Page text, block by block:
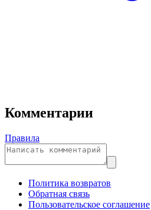
Комментарии
Правила
Политика возвратов
Обратная связь
Пользовательское соглашение